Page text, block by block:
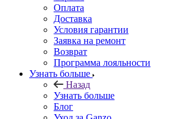
Оплата
Доставка
Условия гарантии
Заявка на ремонт
Возврат
Программа лояльности
Узнать больше
Назад
Узнать больше
Блог